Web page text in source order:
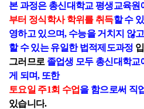
본 과정은 총신대학교 평생교육원
부터 정식학사 학위를 취득할 수
영하고 있으며, 수능을 거치지 않
할 수 있는 유일한 법적제도과정
그러므로 졸업생 모두 총신대학
게 되며, 또한
토요일 주1회 수업을 함으로써 직
있습니다.